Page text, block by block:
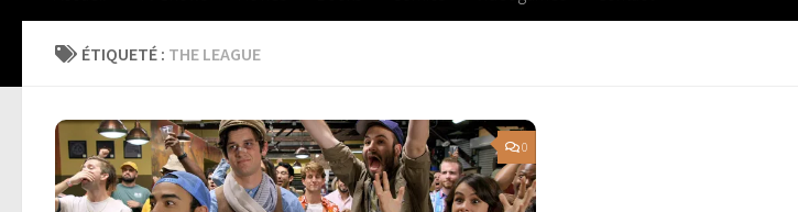
ÉTIQUETÉ : THE LEAGUE
0